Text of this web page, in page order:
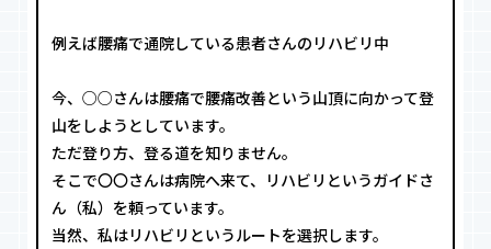
例えば腰痛で通院している患者さんのリハビリ中
今、○○さんは腰痛で腰痛改善という山頂に向かって登
山をしようとしています。
ただ登り方、登る道を知りません。
そこで〇〇さんは病院へ来て、リハビリというガイドさ
ん（私）を頼っています。
当然、私はリハビリというルートを選択します。